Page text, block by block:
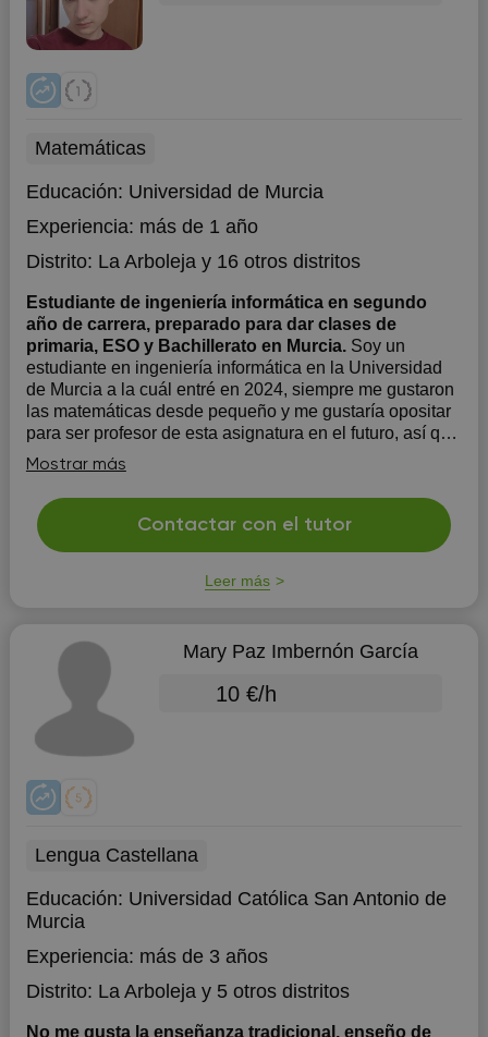
Matemáticas
Educación: Universidad de Murcia
Experiencia: más de 1 año
Distrito: La Arbolejay 16 otros distritos
Estudiante de ingeniería informática en segundo
año de carrera, preparado para dar clases de
primaria, ESO y Bachillerato en Murcia. Soy un
estudiante en ingeniería informática en la Universidad
de Murcia a la cuál entré en 2024, siempre me gustaron
las matemáticas desde pequeño y me gustaría opositar
para ser profesor de esta asignatura en el futuro, así que
me gusta prepararme y tener experiencia dando clases
mientras lo compag...
Mostrar más
Contactar con el tutor
Leer más
Mary Paz Imbernón García
10 €/h
Lengua Castellana
Educación: Universidad Católica San Antonio de
Murcia
Experiencia: más de 3 años
Distrito: La Arbolejay 5 otros distritos
No me gusta la enseñanza tradicional, enseño de